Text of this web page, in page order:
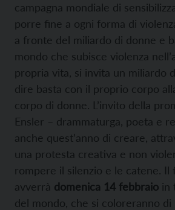
campagna mondiale di
porre fine a ogni forma di
a fronte del miliardo di donne e
mondo che subisce violenza
propria vita, si invita un miliardo
dire basta con il proprio corpo
corpo di donne. L’invito della
Ensler – drammaturga, poeta e
anche quest’anno di creare,
una protesta creativa e non
rompere il silenzio e le catene. Il
avverrà domenica 14 febbraio in
del mondo, che si coloreranno di